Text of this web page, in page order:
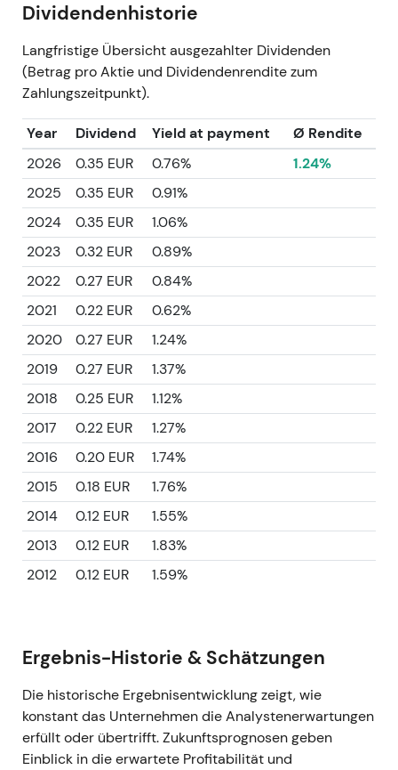
Dividendenhistorie
Langfristige Übersicht ausgezahlter Dividenden
(Betrag pro Aktie und Dividendenrendite zum
Zahlungszeitpunkt).
Year Dividend Yield at payment
Ø Rendite
2026
0.35 EUR 0.76%
1.24%
2025
0.35 EUR
0.91%
2024
0.35 EUR
1.06%
2023
0.32 EUR
0.89%
2022
0.27 EUR
0.84%
2021
0.22 EUR
0.62%
2020
0.27 EUR
1.24%
2019
0.27 EUR
1.37%
2018
0.25 EUR
1.12%
2017
0.22 EUR
1.27%
2016
0.20 EUR
1.74%
2015
0.18 EUR
1.76%
2014
0.12 EUR
1.55%
2013
0.12 EUR
1.83%
2012
0.12 EUR 1.59%
Ergebnis-Historie & Schätzungen
Die historische Ergebnisentwicklung zeigt, wie
konstant das Unternehmen die Analystenerwartungen
erfüllt oder übertrifft. Zukunftsprognosen geben
Einblick in die erwartete Profitabilität und